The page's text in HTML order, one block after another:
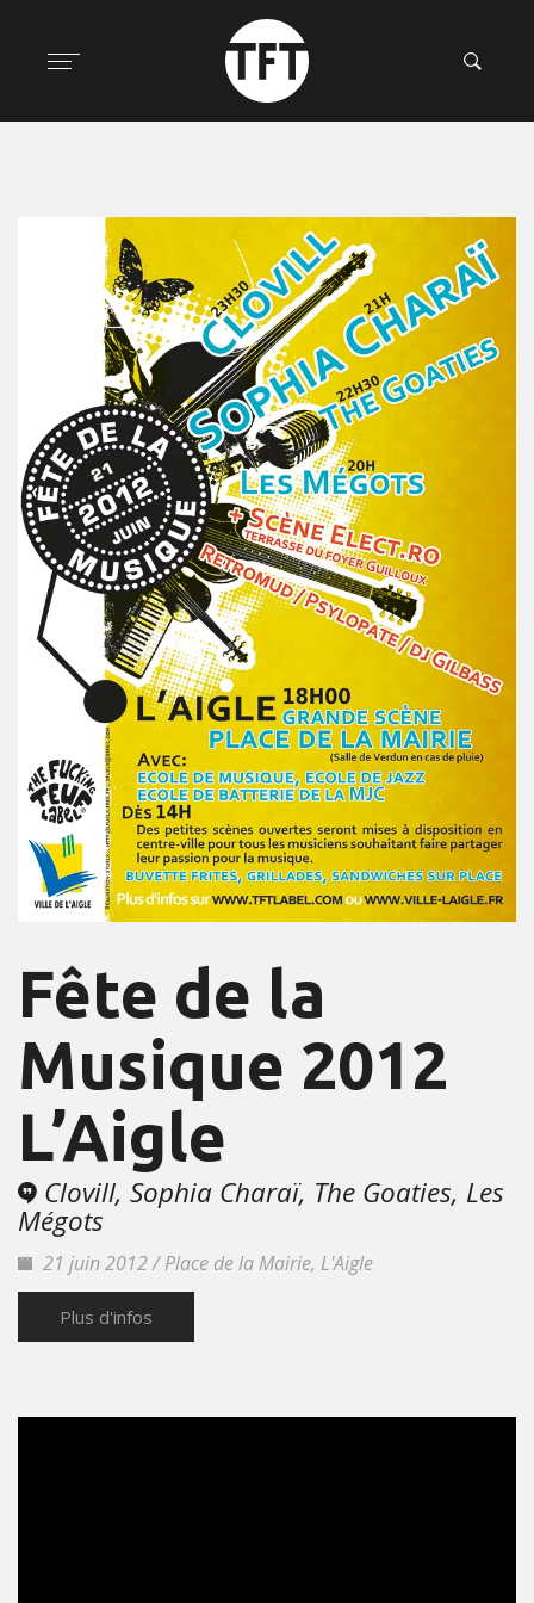
Fête de la
Musique 2012
L’Aigle
Clovill, Sophia Charaï, The Goaties, Les
Mégots
21 juin 2012 / Place de la Mairie, L'Aigle
Plus d'infos